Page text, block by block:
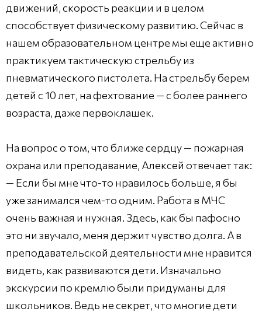
движений, скорость реакции и в целом
способствует физическому развитию. Сейчас в
нашем образовательном центре мы еще активно
практикуем тактическую стрельбу из
пневматического пистолета. На стрельбу берем
детей с 10 лет, на фехтование — с более раннего
возраста, даже первоклашек.
На вопрос о том, что ближе сердцу — пожарная
охрана или преподавание, Алексей отвечает так:
— Если бы мне что-то нравилось больше, я бы
уже занимался чем-то одним. Работа в МЧС
очень важная и нужная. Здесь, как бы пафосно
это ни звучало, меня держит чувство долга. А в
преподавательской деятельности мне нравится
видеть, как развиваются дети. Изначально
экскурсии по кремлю были придуманы для
школьников. Ведь не секрет, что многие дети